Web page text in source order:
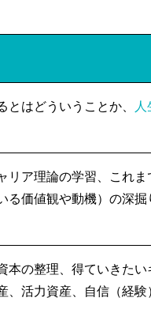
はどういうことか、
リア理論の学習、これま
価値観や動機）の深掘
本の整理、得ていきたい
活力資産、自信（経験